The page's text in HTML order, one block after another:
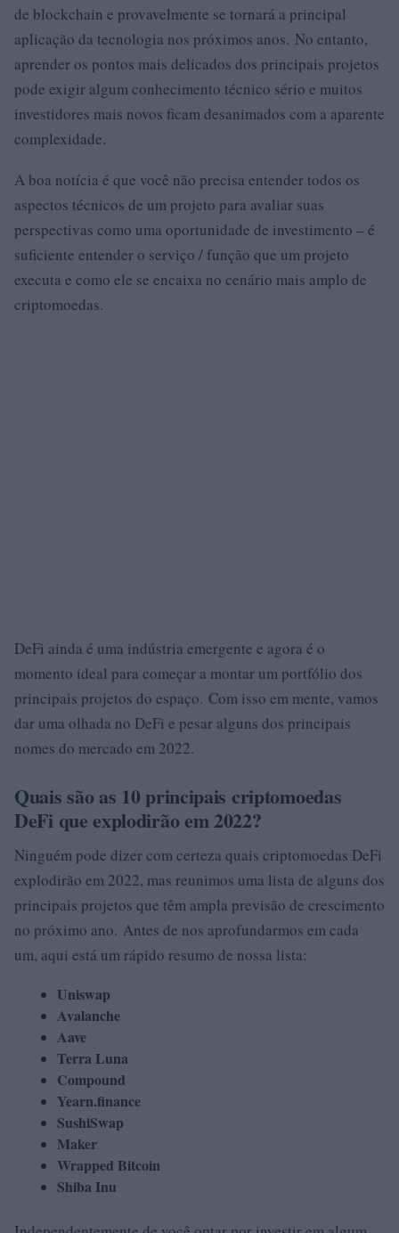
de blockchain e provavelmente se tornará a principal
aplicação da tecnologia nos próximos anos. No entanto,
aprender os pontos mais delicados dos principais projetos
pode exigir algum conhecimento técnico sério e muitos
investidores mais novos ficam desanimados com a aparente
complexidade.
A boa notícia é que você não precisa entender todos os
aspectos técnicos de um projeto para avaliar suas
perspectivas como uma oportunidade de investimento – é
suficiente entender o serviço / função que um projeto
executa e como ele se encaixa no cenário mais amplo de
criptomoedas.
DeFi ainda é uma indústria emergente e agora é o
momento ideal para começar a montar um portfólio dos
principais projetos do espaço. Com isso em mente, vamos
dar uma olhada no DeFi e pesar alguns dos principais
nomes do mercado em 2022.
Quais são as 10 principais criptomoedas
DeFi que explodirão em 2022?
Ninguém pode dizer com certeza quais criptomoedas DeFi
explodirão em 2022, mas reunimos uma lista de alguns dos
principais projetos que têm ampla previsão de crescimento
no próximo ano. Antes de nos aprofundarmos em cada
um, aqui está um rápido resumo de nossa lista:
Uniswap
Avalanche
Aave
Terra Luna
Compound
Yearn.finance
SushiSwap
Maker
Wrapped Bitcoin
Shiba Inu